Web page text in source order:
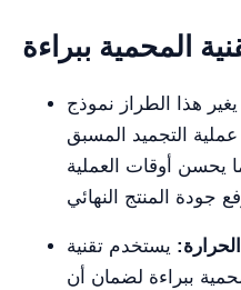
المحمية ببراءة
يغير هذا الطراز نموذج
التجميد المسبق
يحسن أوقات العملية
يستخدم تقنية
ببراءة لضمان أن